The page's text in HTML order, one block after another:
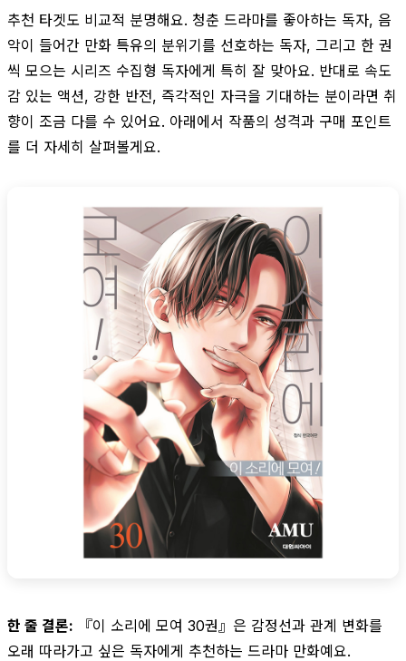
추천 타겟도 비교적 분명해요. 청춘 드라마를 좋아하는 독자, 음
악이 들어간 만화 특유의 분위기를 선호하는 독자, 그리고 한 권
씩 모으는 시리즈 수집형 독자에게 특히 잘 맞아요. 반대로 속도
감 있는 액션, 강한 반전, 즉각적인 자극을 기대하는 분이라면 취
향이 조금 다를 수 있어요. 아래에서 작품의 성격과 구매 포인트
를 더 자세히 살펴볼게요.
한 줄 결론: 『이 소리에 모여 30권』은 감정선과 관계 변화를
오래 따라가고 싶은 독자에게 추천하는 드라마 만화예요.